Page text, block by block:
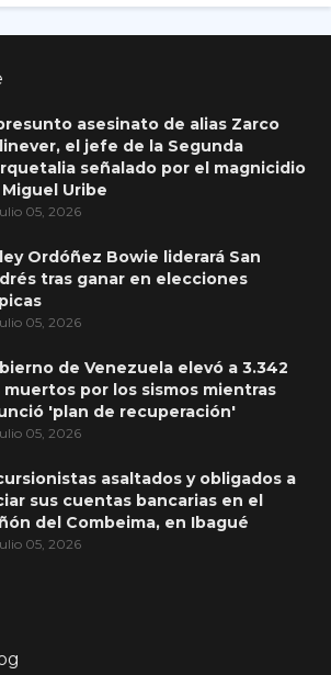
asesinato de alias Zarco
el jefe de la Segunda
señalado por el magnicidio
Uribe
05, 2026
Ordóñez Bowie liderará San
tras ganar en elecciones
05, 2026
de Venezuela elevó a 3.342
muertos por los sismos mientras
'plan de recuperación'
05, 2026
asaltados y obligados a
sus cuentas bancarias en el
del Combeima, en Ibagué
05, 2026